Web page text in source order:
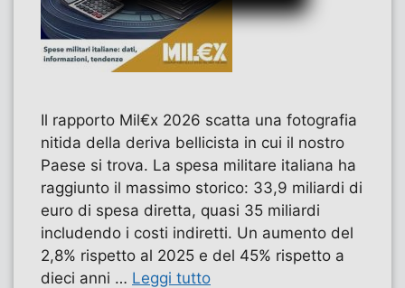
Il rapporto Mil€x 2026 scatta una fotografia
nitida della deriva bellicista in cui il nostro
Paese si trova. La spesa militare italiana ha
raggiunto il massimo storico: 33,9 miliardi di
euro di spesa diretta, quasi 35 miliardi
includendo i costi indiretti. Un aumento del
2,8% rispetto al 2025 e del 45% rispetto a
dieci anni … Leggi tutto